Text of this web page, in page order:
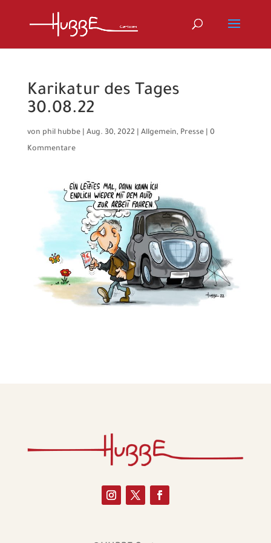
Karikatur des Tages
30.08.22
von phil hubbe| Aug. 30, 2022 Allgemein, Presse| 0
Kommentare